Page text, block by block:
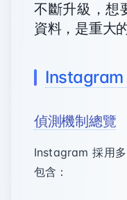
不斷升級，想
資料，是重大
Instagram
偵測機制總覽
Instagram 採用
包含：